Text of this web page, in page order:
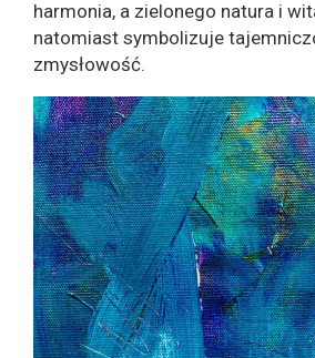
harmonia, a zielonego natura i
natomiast symbolizuje
zmysłowość.